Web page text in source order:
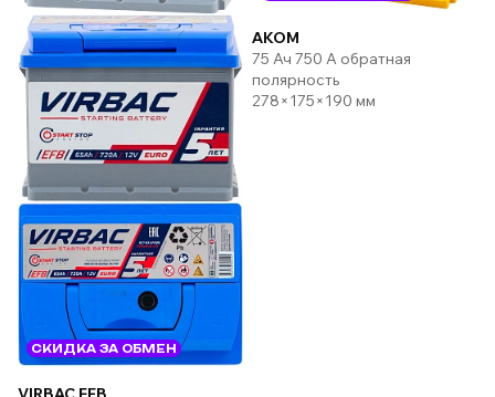
СКИДКА ЗА ОБМЕН
AKOM
75 Ач 750 А обратная
полярность
278×175×190 мм